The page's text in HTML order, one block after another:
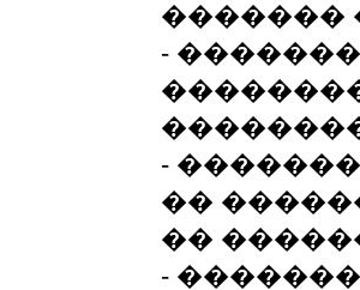
�������
-
-
��
��
-